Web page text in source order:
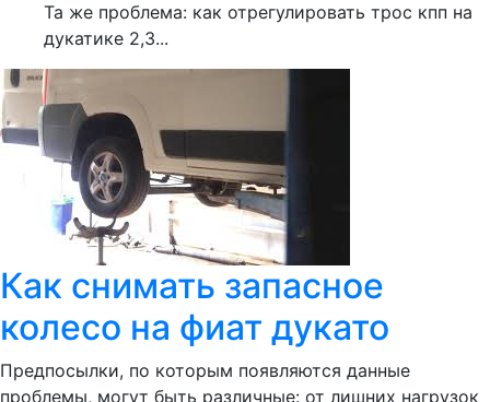
Та же проблема: как отрегулировать трос кпп на
дукатике 2,3...
Как снимать запасное
колесо на фиат дукато
Предпосылки, по которым появляются данные
проблемы, могут быть различные: от лишних нагрузок